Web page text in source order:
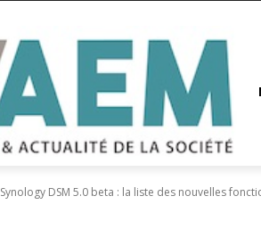
Synology DSM 5.0 beta : la liste des nouvelles